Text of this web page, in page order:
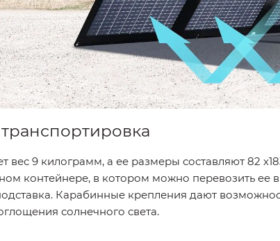
вес 9 килограмм, а ее размеры составляют 82
контейнере, в котором можно перевозить ее
Карабинные крепления дают
солнечного света.